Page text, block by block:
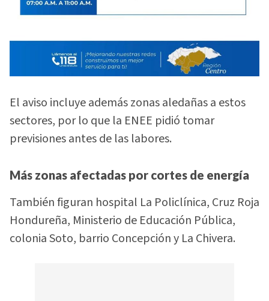
El aviso incluye además zonas aledañas a estos
sectores, por lo que la ENEE pidió tomar
previsiones antes de las labores.
Más zonas afectadas por cortes de energía
También figuran hospital La Policlínica, Cruz Roja
Hondureña, Ministerio de Educación Pública,
colonia Soto, barrio Concepción y La Chivera.